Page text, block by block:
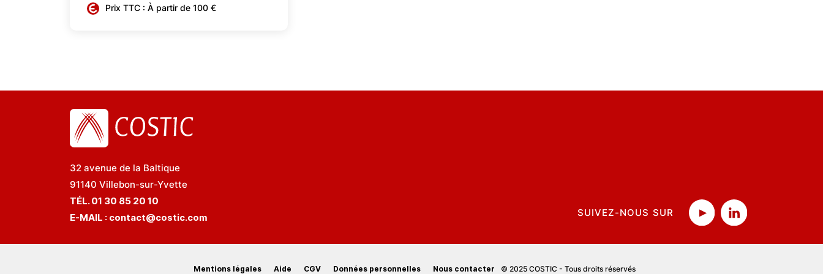
Prix TTC : À partir de 100 €
32 avenue de la Baltique
91140 Villebon-sur-Yvette
TÉL. 01 30 85 20 10
E-MAIL : contact@costic.com SUIVEZ-NOUS SUR
Mentions légales Aide CGV Données personnelles Nous contacter © 2025 COSTIC - Tous droits réservés